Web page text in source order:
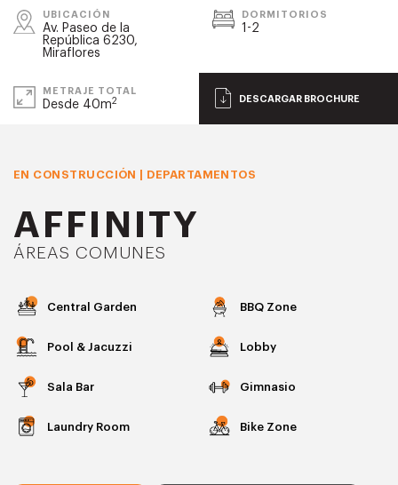
UBICACIÓN
Av. Paseo de la
República 6230,
Miraflores
DORMITORIOS
1-2
METRAJE TOTAL
Desde 40m2 DESCARGAR BROCHURE
EN CONSTRUCCIÓN | DEPARTAMENTOS
AFFINITY
ÁREAS COMUNES
Central Garden BBQ Zone
Pool & Jacuzzi Lobby
Sala Bar Gimnasio
Laundry Room Bike Zone